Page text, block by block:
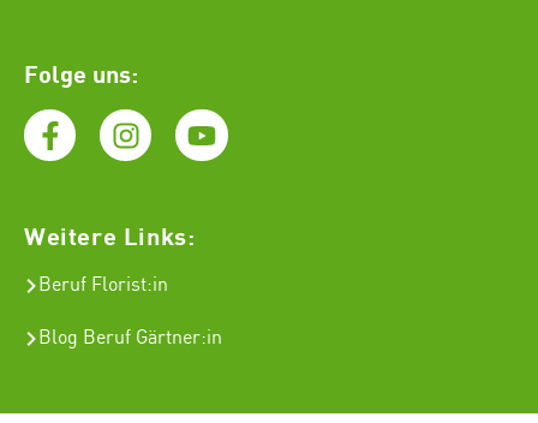
Folge uns:
Weitere Links:
Beruf Florist:in
Blog Beruf Gärtner:in